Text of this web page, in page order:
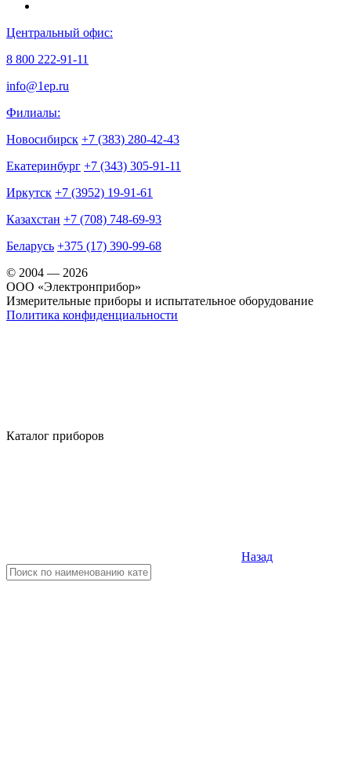
Центральный офис:
8 800 222-91-11
info@1ep.ru
Филиалы:
Новосибирск +7 (383) 280-42-43
Екатеринбург +7 (343) 305-91-11
Иркутск +7 (3952) 19-91-61
Казахстан +7 (708) 748-69-93
Беларусь +375 (17) 390-99-68
© 2004 — 2026
OOO «Электронприбор»
Измерительные приборы и испытательное оборудование
Политика конфиденциальности
Каталог приборов
Назад